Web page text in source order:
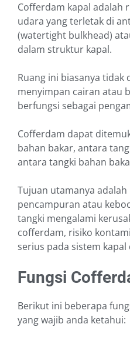
Cofferdam kapal adalah
udara yang terletak di
(watertight bulkhead)
dalam struktur kapal.
Ruang ini biasanya tidak
menyimpan cairan atau
berfungsi sebagai
Cofferdam dapat
bahan bakar, antara
antara tangki bahan
Tujuan utamanya
pencampuran atau
tangki mengalami
cofferdam, risiko
serius pada sistem
Fungsi
Berikut ini beberapa
yang wajib anda ketahui: